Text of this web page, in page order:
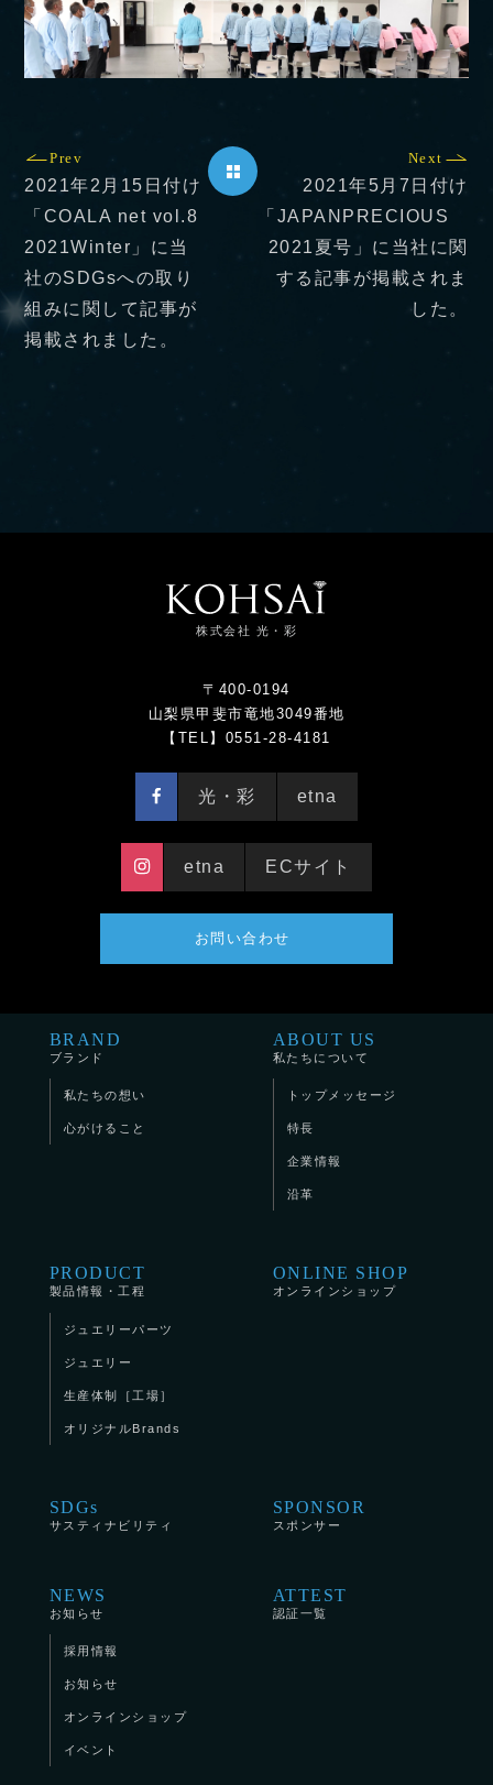
Prev
2021年2月15日付け
「COALA net vol.8
2021Winter」に当
社のSDGsへの取り
組みに関して記事が
掲載されました。
Next
2021年5月7日付け
「JAPANPRECIOUS
2021夏号」に当社に関
する記事が掲載されま
した。
株式会社 光・彩
〒400-0194
山梨県甲斐市竜地3049番地
【TEL】0551-28-4181
光・彩 etna
etna ECサイト
お問い合わせ
BRAND
ブランド
私たちの想い
心がけること
ABOUT US
私たちについて
トップメッセージ
特長
企業情報
沿革
PRODUCT
製品情報・工程
ジュエリーパーツ
ジュエリー
生産体制［工場］
オリジナルBrands
ONLINE SHOP
オンラインショップ
SDGs
サスティナビリティ
SPONSOR
スポンサー
NEWS
お知らせ
採用情報
お知らせ
オンラインショップ
イベント
ATTEST
認証一覧